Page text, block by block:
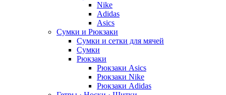
Nike
Adidas
Asics
Сумки и Рюкзаки
Сумки и сетки для мячей
Сумки
Рюкзаки
Рюкзаки Asics
Рюкзаки Nike
Рюкзаки Adidas